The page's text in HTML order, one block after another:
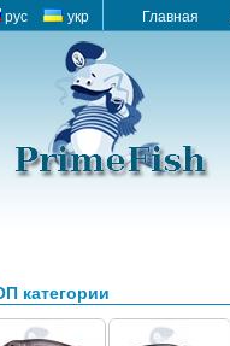
рус укр Главная
категории